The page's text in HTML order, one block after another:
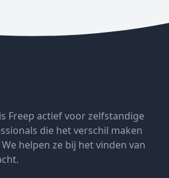
Freep actief voor zelfstandige
die het verschil maken
helpen ze bij het vinden van